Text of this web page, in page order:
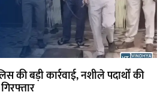
की बड़ी कार्रवाई, नशीले पदार्थों की